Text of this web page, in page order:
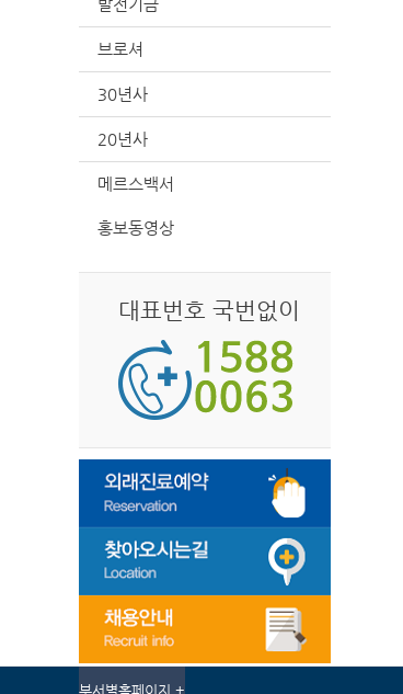
발전기금
브로셔
30년사
20년사
메르스백서
홍보동영상
대표번호 국번없이
부서별홈페이지 +